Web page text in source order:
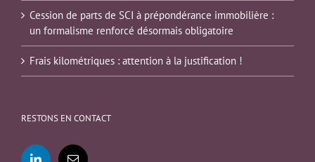
Cession de parts de SCI à prépondérance immobilière :
un formalisme renforcé désormais obligatoire
Frais kilométriques : attention à la justification !
RESTONS EN CONTACT